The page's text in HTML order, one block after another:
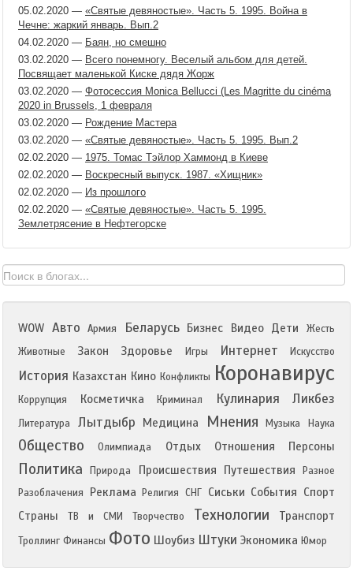
05.02.2020 — «Святые девяностые». Часть 5. 1995. Война в
Чечне: жаркий январь. Вып.2
04.02.2020 — Баян, но смешно
03.02.2020 — Всего понемногу. Веселый альбом для детей.
Посвящает маленькой Киске дядя Жорж
03.02.2020 — Фотосессия Monica Bellucci (Les Magritte du cinéma
2020 in Brussels, 1 февраля
03.02.2020 — Рождение Мастера
03.02.2020 — «Святые девяностые». Часть 5. 1995. Вып.2
02.02.2020 — 1975. Томас Тэйлор Хаммонд в Киеве
02.02.2020 — Воскресный выпуск. 1987. «Хищник»
02.02.2020 — Из прошлого
02.02.2020 — «Святые девяностые». Часть 5. 1995.
Землетрясение в Нефтегорске
WOW Авто Армия Беларусь Бизнес Видео Дети
Жесть
Животные
Закон Здоровье Игры Интернет Искусство
История Казахстан Кино Конфликты Коронавирус
Коррупция Косметичка Криминал Кулинария Ликбез
Литература Лытдыбр Медицина Мнения Музыка Наука
Общество Олимпиада Отдых Отношения Персоны
Политика Природа Происшествия Путешествия
Разное
Разоблачения
Реклама Религия СНГ Сиськи События Спорт
Страны
ТВ и СМИ Творчество Технологии Транспорт
Троллинг Финансы Фото Шоубиз Штуки Экономика Юмор